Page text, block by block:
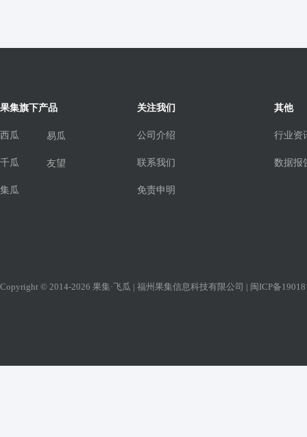
果集旗下产品
西瓜
千瓜
集瓜
易瓜
友望
关注我们
公司介绍
联系我们
免责申明
其他
行业资
数据报
Copyright © 2014-2026 果集·飞瓜 | 福州果集信息科技有限公司 | 闽ICP备